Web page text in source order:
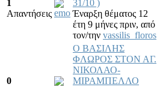
1
Απαντήσεις
31/10 )
Έναρξη θέματος 12
έτη 9 μήνες πριν, από
τον/την vassilis_floros
0
O ΒΑΣΙΛΗΣ
ΦΛΩΡΟΣ ΣΤΟΝ ΑΓ.
ΝΙΚΟΛΑΟ-
ΜΙΡΑΜΠΕΛΛΟ